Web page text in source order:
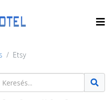
Etsy
Keresés